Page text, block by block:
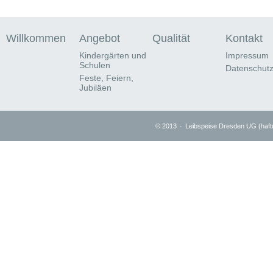
Willkommen Angebot
Kindergärten und
Schulen
Feste, Feiern,
Jubiläen
Qualität Kontakt
Impressum
Datenschutz
© 2013 · Leibspeise Dresden UG